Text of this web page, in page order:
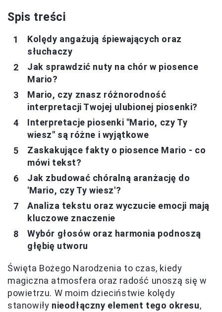
Spis treści
Kolędy angażują śpiewających oraz
słuchaczy
Jak sprawdzić nuty na chór w piosence
Mario?
Mario, czy znasz różnorodność
interpretacji Twojej ulubionej piosenki?
Interpretacje piosenki "Mario, czy Ty
wiesz" są różne i wyjątkowe
Zaskakujące fakty o piosence Mario - co
mówi tekst?
Jak zbudować chóralną aranżację do
'Mario, czy Ty wiesz'?
Analiza tekstu oraz wyczucie emocji mają
kluczowe znaczenie
Wybór głosów oraz harmonia podnoszą
głębię utworu
Święta Bożego Narodzenia to czas, kiedy
magiczna atmosfera oraz radość unoszą się w
powietrzu. W moim dzieciństwie kolędy
stanowiły nieodłączny element tego okresu,